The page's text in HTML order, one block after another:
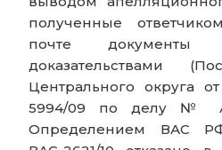
полученные
почте документы
доказательствами
Центрального округа
5994/09 по делу №
Определением ВАС